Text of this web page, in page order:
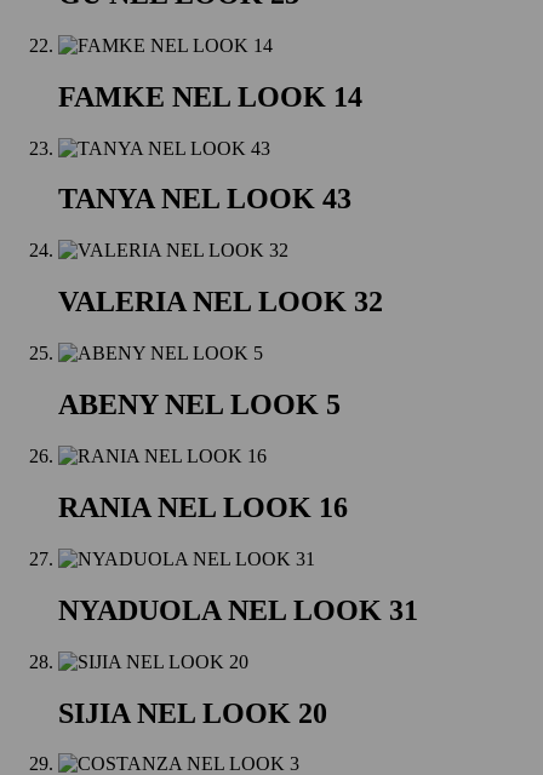
FAMKE NEL LOOK 14
TANYA NEL LOOK 43
VALERIA NEL LOOK 32
ABENY NEL LOOK 5
RANIA NEL LOOK 16
NYADUOLA NEL LOOK 31
SIJIA NEL LOOK 20